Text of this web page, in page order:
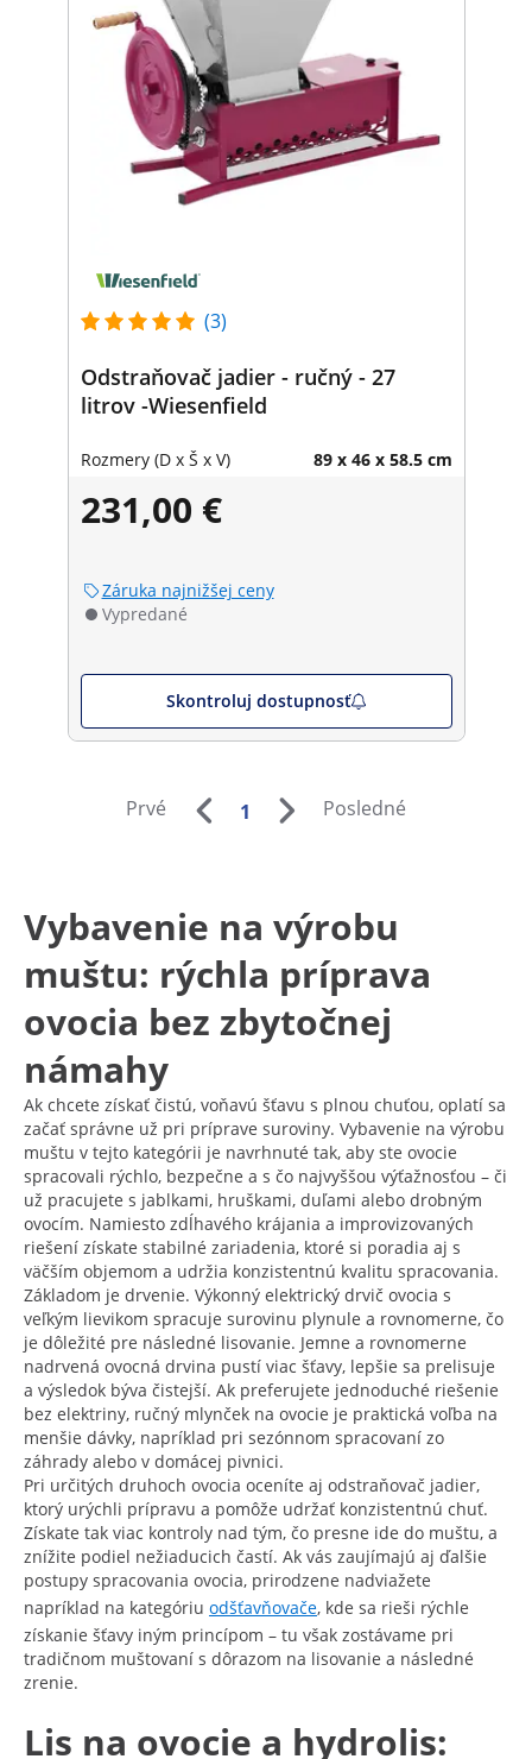
(3)
Odstraňovač jadier - ručný - 27
litrov -Wiesenfield
Rozmery (D x Š x V) 89 x 46 x 58.5 cm
231,00 €
Záruka najnižšej ceny
Vypredané
Skontroluj dostupnosť
Prvé 1 Posledné
Vybavenie na výrobu
muštu: rýchla príprava
ovocia bez zbytočnej
námahy
Ak chcete získať čistú, voňavú šťavu s plnou chuťou, oplatí sa
začať správne už pri príprave suroviny. Vybavenie na výrobu
muštu v tejto kategórii je navrhnuté tak, aby ste ovocie
spracovali rýchlo, bezpečne a s čo najvyššou výťažnosťou – či
už pracujete s jablkami, hruškami, duľami alebo drobným
ovocím. Namiesto zdĺhavého krájania a improvizovaných
riešení získate stabilné zariadenia, ktoré si poradia aj s
väčším objemom a udržia konzistentnú kvalitu spracovania.
Základom je drvenie. Výkonný elektrický drvič ovocia s
veľkým lievikom spracuje surovinu plynule a rovnomerne, čo
je dôležité pre následné lisovanie. Jemne a rovnomerne
nadrvená ovocná drvina pustí viac šťavy, lepšie sa prelisuje
a výsledok býva čistejší. Ak preferujete jednoduché riešenie
bez elektriny, ručný mlynček na ovocie je praktická voľba na
menšie dávky, napríklad pri sezónnom spracovaní zo
záhrady alebo v domácej pivnici.
Pri určitých druhoch ovocia oceníte aj odstraňovač jadier,
ktorý urýchli prípravu a pomôže udržať konzistentnú chuť.
Získate tak viac kontroly nad tým, čo presne ide do muštu, a
znížite podiel nežiaducich častí. Ak vás zaujímajú aj ďalšie
postupy spracovania ovocia, prirodzene nadviažete
napríklad na kategóriu odšťavňovače, kde sa rieši rýchle
získanie šťavy iným princípom – tu však zostávame pri
tradičnom muštovaní s dôrazom na lisovanie a následné
zrenie.
Lis na ovocie a hydrolis: